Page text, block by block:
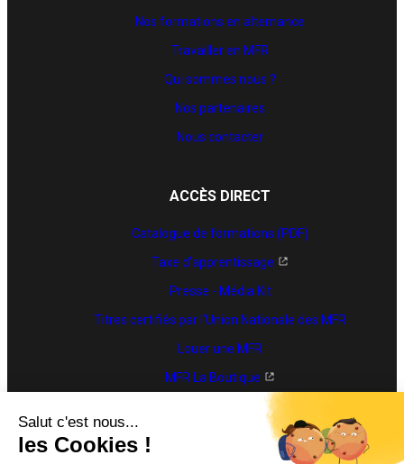
Nos formations en alternance
Travailler en MFR
Qui sommes nous ?
Nos partenaires
Nous contacter
ACCÈS DIRECT
Catalogue de formations (PDF)
Taxe d'apprentissage
Presse - Média Kit
Titres certifiés par l’Union Nationale des MFR
Louer une MFR
MFR La Boutique
Trouver une formation